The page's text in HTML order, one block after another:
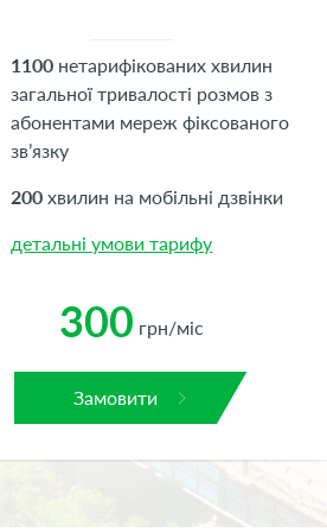
1100 нетарифікованих хвилин
загальної тривалості розмов з
абонентами мереж фіксованого
зв’язку
200 хвилин на мобільні дзвінки
детальні умови тарифу
300 грн/міс
Замовити